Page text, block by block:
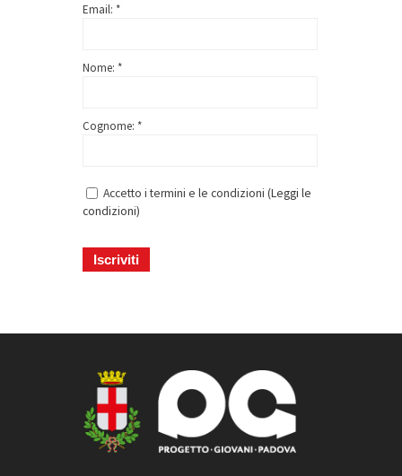
Email: *
Nome: *
Cognome: *
Accetto i termini e le condizioni (Leggi le
condizioni)